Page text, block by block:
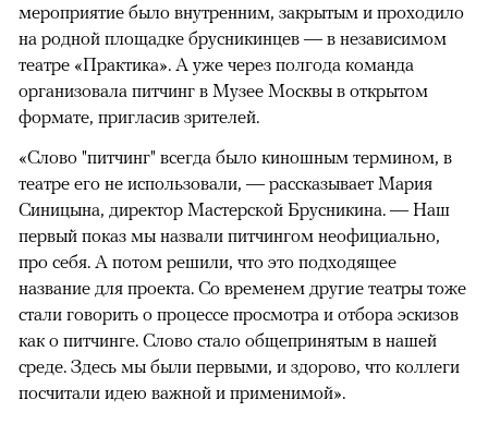
00:00 / 00:00
мероприятие было внутренним, закрытым и проходило
на родной площадке брусникинцев — в независимом
театре «Практика». А уже через полгода команда
организовала питчинг в Музее Москвы в открытом
формате, пригласив зрителей.
«Слово "питчинг" всегда было киношным термином, в
театре его не использовали, — рассказывает Мария
Синицына, директор Мастерской Брусникина. — Наш
первый показ мы назвали питчингом неофициально,
про себя. А потом решили, что это подходящее
название для проекта. Со временем другие театры тоже
стали говорить о процессе просмотра и отбора эскизов
как о питчинге. Слово стало общепринятым в нашей
среде. Здесь мы были первыми, и здорово, что коллеги
посчитали идею важной и применимой».